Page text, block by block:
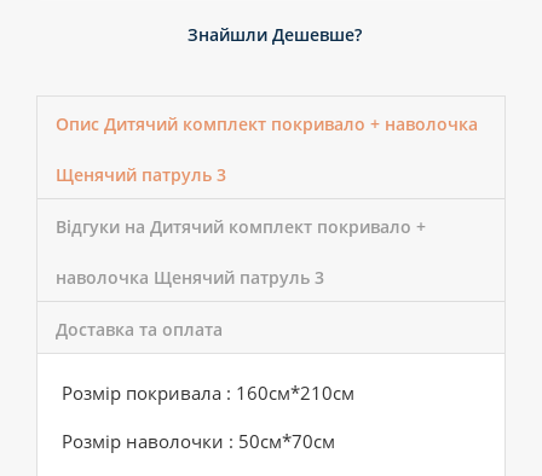
Знайшли Дешевше?
Опис Дитячий комплект покривало + наволочка
Щенячий патруль 3
Відгуки на Дитячий комплект покривало +
наволочка Щенячий патруль 3
Доставка та оплата
Розмір покривала : 160см*210см
Розмір наволочки : 50см*70см